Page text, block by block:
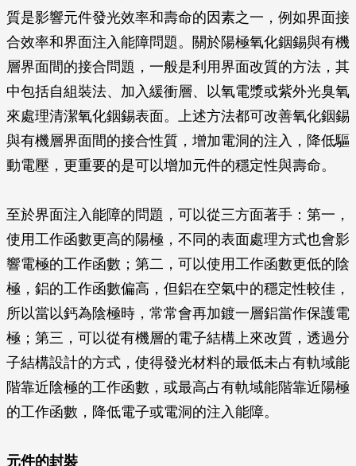
質是影響元件發光效率和壽命的因素之一，例如界面接
合效率和界面注入能障問題。關於陽極氧化銦錫與有機
層界面間的接合問題，一般是利用界面改質的方法，其
中包括自組裝法、加入緩衝層、以氧電漿或紫外光臭氧
來處理清潔氧化銦錫表面。上述方法都可改善氧化銦錫
與有機層界面間的接合性質，增加電洞的注入，降低驅
動電壓，更重要的是可以增加元件的穩定性與壽命。
至於界面注入能障的問題，可以從三方面著手：第一，
使用工作函數更高的陽極，不同的表面處理方式也會影
響電極的工作函數；第二，可以使用工作函數更低的陰
極，鋁的工作函數偏高，但鋁在空氣中的穩定性較佳，
所以當以鈣為陰極時，常常會再加鍍一層鋁當作保護電
極；第三，可以從有機層的電子結構上來改質，透過分
子結構設計的方式，使得發光材料的最低未占有軌域能
階靠近陰極的工作函數，或最高占有軌域能階靠近陽極
的工作函數，降低電子或電洞的注入能障。
元件的封裝